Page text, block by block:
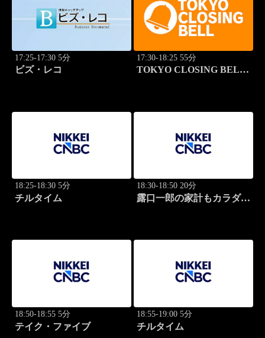
17:25-17:30 5分
ビズ・レコ
17:30-18:25 55分
TOKYO CLOSING BELL
18:25-18:30 5分
チルタイム
18:30-18:50 20分
露口一郎の家計もカラダも
18:50-18:55 5分
テイク・ファイブ
18:55-19:00 5分
チルタイム